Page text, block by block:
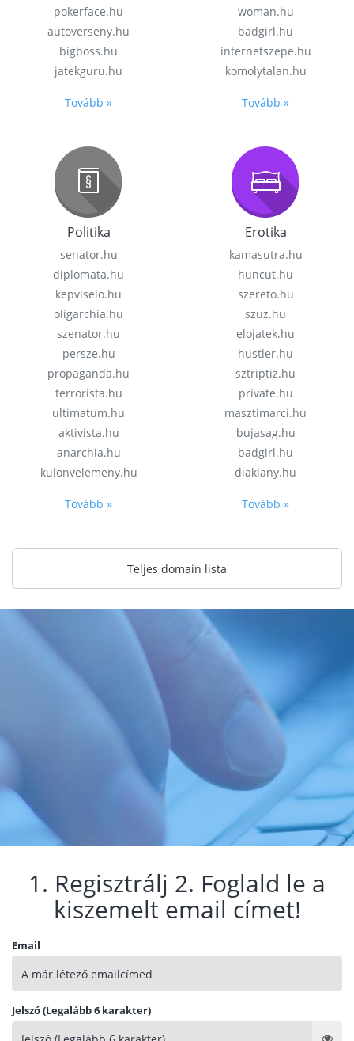
pokerface.hu
autoverseny.hu
bigboss.hu
jatekguru.hu
Tovább »
woman.hu
badgirl.hu
internetszepe.hu
komolytalan.hu
Tovább »
Politika
senator.hu
diplomata.hu
kepviselo.hu
oligarchia.hu
szenator.hu
persze.hu
propaganda.hu
terrorista.hu
ultimatum.hu
aktivista.hu
anarchia.hu
kulonvelemeny.hu
Tovább »
Erotika
kamasutra.hu
huncut.hu
szereto.hu
szuz.hu
elojatek.hu
hustler.hu
sztriptiz.hu
private.hu
masztimarci.hu
bujasag.hu
badgirl.hu
diaklany.hu
Tovább »
Teljes domain lista
1. Regisztrálj 2. Foglald le a
kiszemelt email címet!
Email
Jelszó (Legalább 6 karakter)